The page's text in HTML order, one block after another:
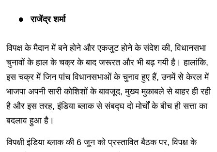
राजेंद्र शर्मा
विपक्ष के मैदान में बने होने और एकजुट होने के संदेश की, विधानसभा
चुनावों के हाल के चक्र के बाद जरूरत और भी बढ़ गयी है। हालांकि,
इस चक्र में जिन पांच विधानसभाओं के चुनाव हुए हैं, उनमें से केरल में
भाजपा अपनी सारी कोशिशों के बावजूद, मुख्य मुकाबले से बाहर ही रही
है और इस तरह, इंडिया ब्लाक से संबद्घ दो मोर्चों के बीच ही सत्ता का
बदलाव हुआ है।
विपक्षी इंडिया ब्लाक की 6 जून को प्रस्तावित बैठक पर, विपक्ष के